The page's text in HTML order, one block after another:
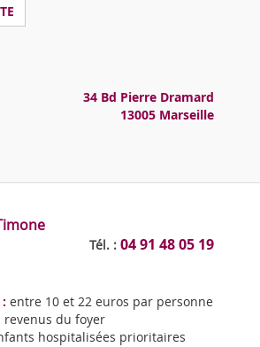
34 Bd Pierre Dramard
13005 Marseille
Tél. : 04 91 48 05 19
entre 10 et 22 euros par personne
du foyer
hospitalisées prioritaires